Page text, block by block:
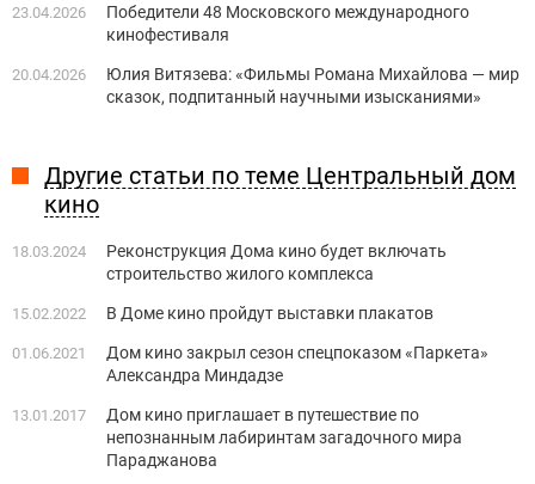
23.04.2026
Победители 48 Московского международного
кинофестиваля
20.04.2026
Юлия Витязева: «Фильмы Романа Михайлова — мир
сказок, подпитанный научными изысканиями»
Другие статьи по теме Центральный дом
кино
18.03.2024
Реконструкция Дома кино будет включать
строительство жилого комплекса
15.02.2022 В Доме кино пройдут выставки плакатов
01.06.2021
Дом кино закрыл сезон спецпоказом «Паркета»
Александра Миндадзе
13.01.2017
Дом кино приглашает в путешествие по
непознанным лабиринтам загадочного мира
Параджанова